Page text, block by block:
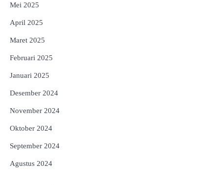
Mei 2025
April 2025
Maret 2025
Februari 2025
Januari 2025
Desember 2024
November 2024
Oktober 2024
September 2024
Agustus 2024